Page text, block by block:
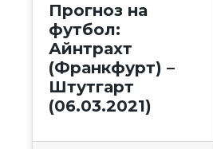
Прогноз на
футбол:
Айнтрахт
(Франкфурт) –
Штутгарт
(06.03.2021)